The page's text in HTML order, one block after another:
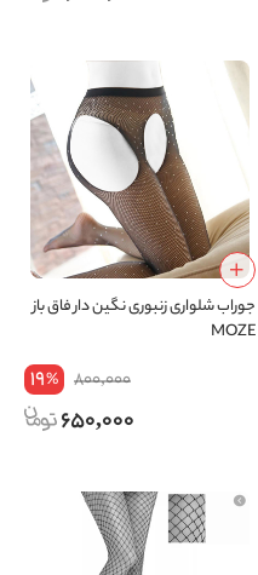
جوراب شلواری زنبوری نگین دار فاق باز
MOZE
800,000
19%
650,000